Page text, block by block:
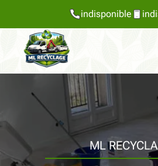
indisponible
ML